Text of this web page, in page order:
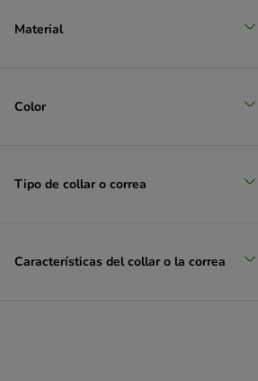
Material
Color
Tipo de collar o correa
Características del collar o la correa